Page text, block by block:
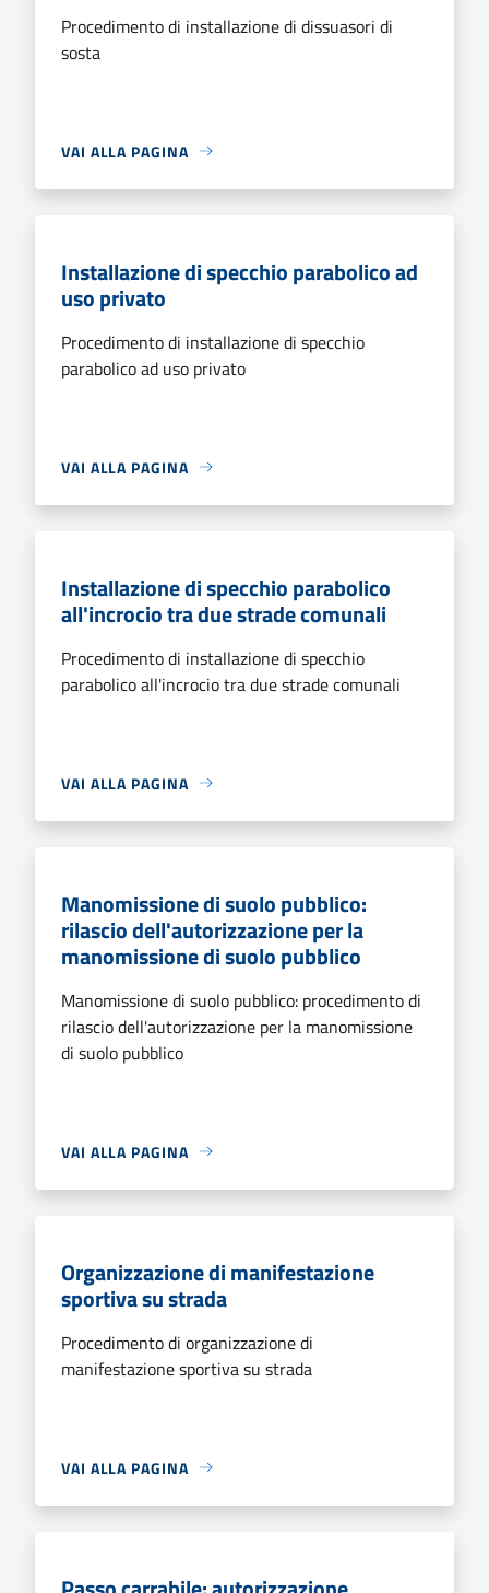
Procedimento di installazione di dissuasori di
sosta
VAI ALLA PAGINA
Installazione di specchio parabolico ad
uso privato
Procedimento di installazione di specchio
parabolico ad uso privato
VAI ALLA PAGINA
Installazione di specchio parabolico
all'incrocio tra due strade comunali
Procedimento di installazione di specchio
parabolico all'incrocio tra due strade comunali
VAI ALLA PAGINA
Manomissione di suolo pubblico:
rilascio dell'autorizzazione per la
manomissione di suolo pubblico
Manomissione di suolo pubblico: procedimento di
rilascio dell'autorizzazione per la manomissione
di suolo pubblico
VAI ALLA PAGINA
Organizzazione di manifestazione
sportiva su strada
Procedimento di organizzazione di
manifestazione sportiva su strada
VAI ALLA PAGINA